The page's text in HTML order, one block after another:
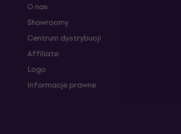
O nas
Showroomy
Centrum dystrybucji
Affiliate
Logo
Informacje prawne